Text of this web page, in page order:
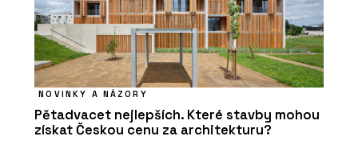
NOVINKY A NÁZORY
Pětadvacet nejlepších. Které stavby mohou
získat Českou cenu za architekturu?